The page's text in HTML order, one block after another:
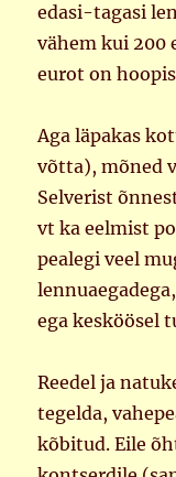
edasi-tagasi
vähem kui 200
eurot on
Aga läpakas
võtta), mõned
Selverist
vt ka eelmist
pealegi veel
ega kesköösel
Reedel ja
tegelda,
kõbitud. Eile